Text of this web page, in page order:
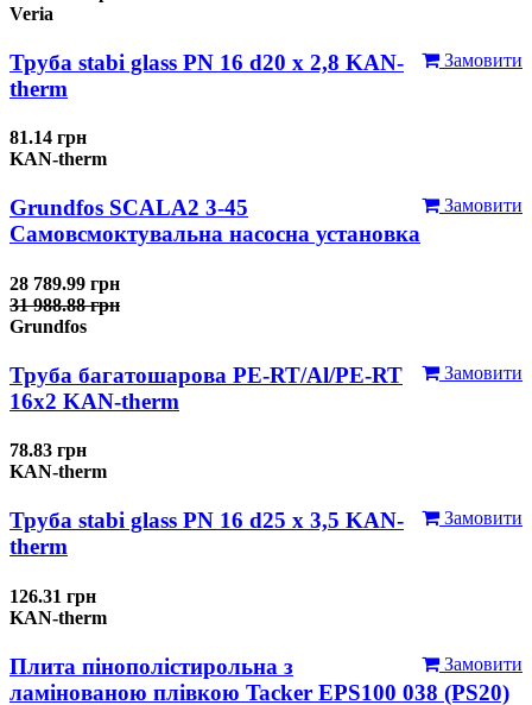
Veria
Замовити
Труба stabi glass PN 16 d20 х 2,8 KAN-
therm
81.14 грн
KAN-therm
Замовити
Grundfos SCALA2 3-45
Самовсмоктувальна насосна установка
28 789.99 грн
31 988.88 грн
Grundfos
Замовити
Труба багатошарова PE-RT/Al/PE-RT
16x2 KAN-therm
78.83 грн
KAN-therm
Замовити
Труба stabi glass PN 16 d25 х 3,5 KAN-
therm
126.31 грн
KAN-therm
Замовити
Плита пінополістирольна з
ламінованою плівкою Tacker EPS100 038 (PS20)